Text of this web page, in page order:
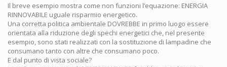
Il breve esempio mostra come non funzioni l’equazione: ENERGIA
RINNOVABILE uguale risparmio energetico.
Una corretta politica ambientale DOVREBBE in primo luogo essere
orientata alla riduzione degli spechi energetici che, nel presente
esempio, sono stati realizzati con la sostituzione di lampadine che
consumano tanto con altre che consumano poco.
E dal punto di vista sociale?